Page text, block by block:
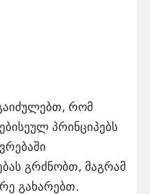
რომ
პრინციპებს
გრძნობთ, მაგრამ
გახარებთ.